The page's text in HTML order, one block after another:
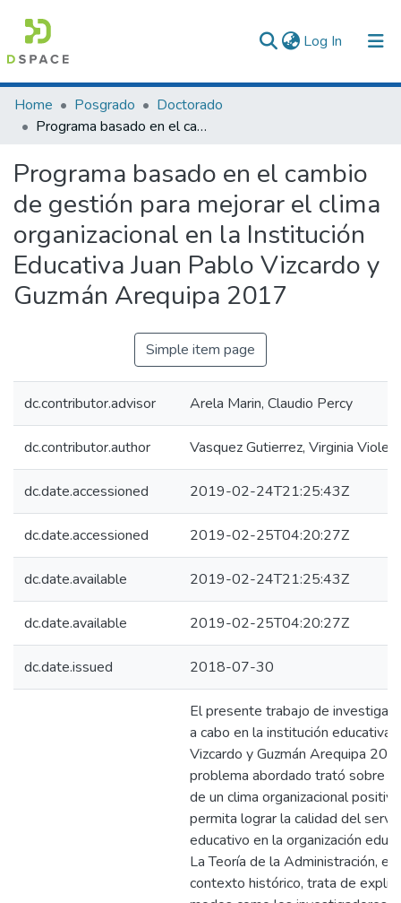
Log In (current)
Communities & Collections
All of DSpace
Statistics
Home Posgrado
Doctorado
Programa basado en el cambio de gestión para mejorar el clima organizacional en la Institución Educativa Juan Pablo Vizcardo y Guzmán Arequipa 2017
Programa basado en el cambio
de gestión para mejorar el clima
organizacional en la Institución
Educativa Juan Pablo Vizcardo y
Guzmán Arequipa 2017
Simple item page
dc.contributor.advisor Arela Marin, Claudio Percy
dc.contributor.author Vasquez Gutierrez, Virginia Violeta
dc.date.accessioned 2019-02-24T21:25:43Z
dc.date.accessioned 2019-02-25T04:20:27Z
dc.date.available 2019-02-24T21:25:43Z
dc.date.available 2019-02-25T04:20:27Z
dc.date.issued 2018-07-30
El presente trabajo de
a cabo en la institución educativa
Vizcardo y Guzmán Arequipa
problema abordado trató sobre la
de un clima organizacional
permita lograr la calidad del
educativo en la organización
La Teoría de la Administración, en
contexto histórico, trata de